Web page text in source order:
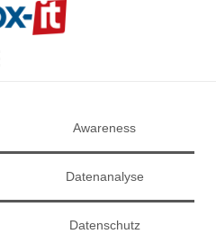
Awareness
Datenanalyse
Datenschutz